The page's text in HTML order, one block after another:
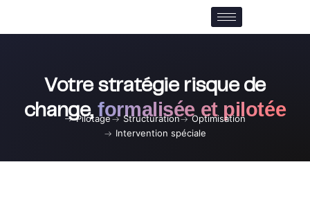
Votre stratégie risque de
change,formalisée et pilotée
Pilotage Structuration
Optimisation
Intervention spéciale